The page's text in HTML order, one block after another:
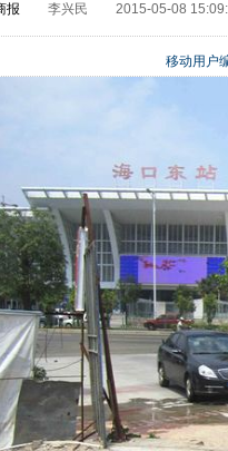
报 李兴民 2015-05-08
移动用户